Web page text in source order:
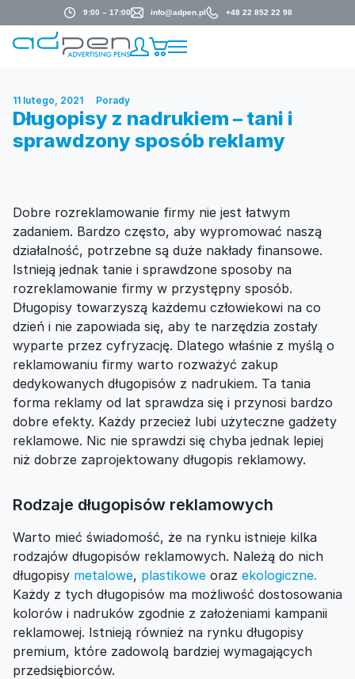
9:00 – 17:00 info@adpen.pl +48 22 852 22 98
11 lutego, 2021 Porady
Długopisy z nadrukiem – tani i
sprawdzony sposób reklamy
Dobre rozreklamowanie firmy nie jest łatwym
zadaniem. Bardzo często, aby wypromować naszą
działalność, potrzebne są duże nakłady finansowe.
Istnieją jednak tanie i sprawdzone sposoby na
rozreklamowanie firmy w przystępny sposób.
Długopisy towarzyszą każdemu człowiekowi na co
dzień i nie zapowiada się, aby te narzędzia zostały
wyparte przez cyfryzację. Dlatego właśnie z myślą o
reklamowaniu firmy warto rozważyć zakup
dedykowanych długopisów z nadrukiem. Ta tania
forma reklamy od lat sprawdza się i przynosi bardzo
dobre efekty. Każdy przecież lubi użyteczne gadżety
reklamowe. Nic nie sprawdzi się chyba jednak lepiej
niż dobrze zaprojektowany długopis reklamowy.
Rodzaje długopisów reklamowych
Warto mieć świadomość, że na rynku istnieje kilka
rodzajów długopisów reklamowych. Należą do nich
długopisy metalowe, plastikowe oraz ekologiczne.
Każdy z tych długopisów ma możliwość dostosowania
kolorów i nadruków zgodnie z założeniami kampanii
reklamowej. Istnieją również na rynku długopisy
premium, które zadowolą bardziej wymagających
przedsiębiorców.